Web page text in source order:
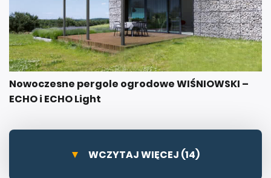
Nowoczesne pergole ogrodowe WIŚNIOWSKI –
ECHO i ECHO Light
WCZYTAJ WIĘCEJ (14)